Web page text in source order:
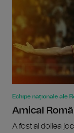
Echipe naționale ale
Amical
A fost al doilea